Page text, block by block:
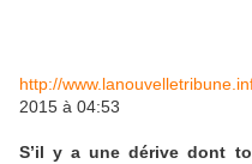
http://
2015 à 04:53
S’il y a une dérive dont